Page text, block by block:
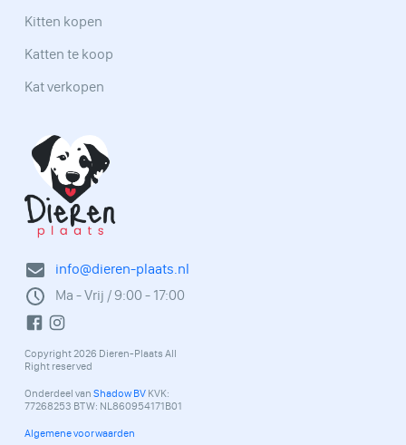
info@dieren-plaats.nl
Ma - Vrij / 9:00 - 17:00
Copyright 2026 Dieren-Plaats All
Right reserved
Onderdeel van Shadow BV KVK:
77268253 BTW: NL860954171B01
Algemene voorwaarden
Kitten kopen
Katten te koop
Kat verkopen